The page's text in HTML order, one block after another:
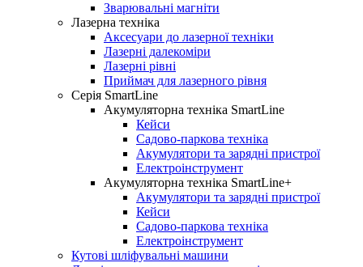
Зварювальні магніти
Лазерна техніка
Аксесуари до лазерної техніки
Лазерні далекоміри
Лазерні рівні
Приймач для лазерного рівня
Серія SmartLine
Акумуляторна техніка SmartLine
Кейси
Садово-паркова техніка
Акумулятори та зарядні пристрої
Електроінструмент
Акумуляторна техніка SmartLine+
Акумулятори та зарядні пристрої
Кейси
Садово-паркова техніка
Електроінструмент
Кутові шліфувальні машини